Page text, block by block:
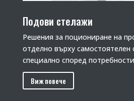
Подови стелажи
Решения за поциониране на
отделно върху самостоятелен
специално според
Виж повече